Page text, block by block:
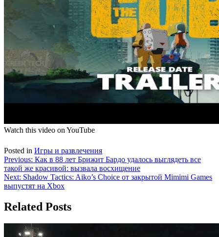
Watch this video on YouTube
Posted in Игры и развлечения
Навигация
по
записям
Previous: Как в 88 лет Брижит Бардо удалось выглядеть все
такой же красивой: вызвала восхищение
Next: Shadow Tactics: Aiko’s Choice от закрытой Mimimi Games
выпустят на Xbox
Related Posts